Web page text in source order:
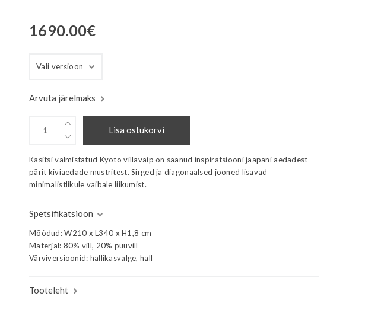
1690.00€
Arvuta järelmaks
Lisa ostukorvi
Käsitsi valmistatud Kyoto villavaip on saanud inspiratsiooni jaapani aedadest
pärit kiviaedade mustritest. Sirged ja diagonaalsed jooned lisavad
minimalistlikule vaibale liikumist.
Spetsifikatsioon
Mõõdud: W210 x L340 x H1,8 cm
Materjal: 80% vill, 20% puuvill
Värviversioonid: hallikasvalge, hall
Tooteleht